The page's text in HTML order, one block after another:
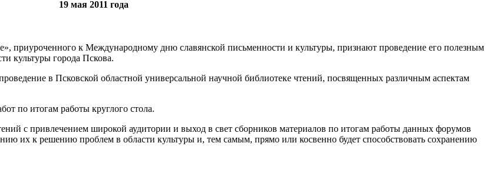
19 мая 2011 года
приуроченного к Международному дню славянской письменности и культуры, признают проведение его полезным
культуры города Пскова.
в Псковской областной универсальной научной библиотеке чтений, посвященных различным аспектам
по итогам работы круглого стола.
с привлечением широкой аудитории и выход в свет сборников материалов по итогам работы данных форумов
их к решению проблем в области культуры и, тем самым, прямо или косвенно будет способствовать сохранению